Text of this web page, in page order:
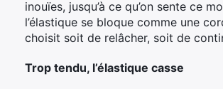
inouïes, jusqu’à ce qu’on sente ce
l’élastique se bloque comme une
choisit soit de relâcher, soit de
Trop tendu, l’élastique casse